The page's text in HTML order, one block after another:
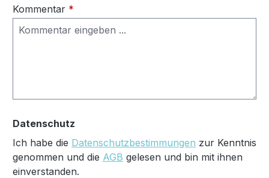
Kommentar *
Datenschutz
Ich habe die Datenschutzbestimmungen zur Kenntnis
genommen und die AGB gelesen und bin mit ihnen
einverstanden.